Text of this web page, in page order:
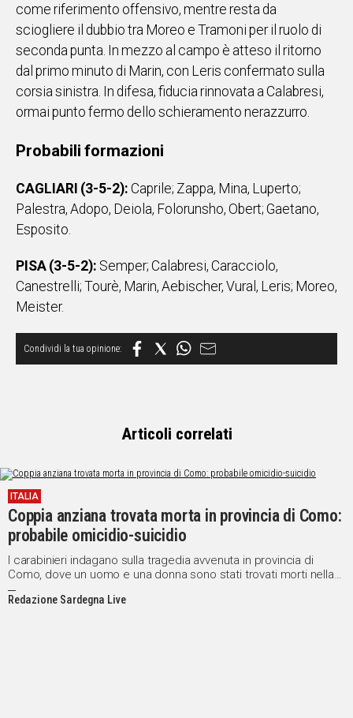
Social
come riferimento offensivo, mentre resta da
sciogliere il dubbio tra Moreo e Tramoni per il ruolo di
seconda punta. In mezzo al campo è atteso il ritorno
dal primo minuto di Marin, con Leris confermato sulla
corsia sinistra. In difesa, fiducia rinnovata a Calabresi,
ormai punto fermo dello schieramento nerazzurro.
Probabili formazioni
CAGLIARI (3-5-2): Caprile; Zappa, Mina, Luperto;
Palestra, Adopo, Deiola, Folorunsho, Obert; Gaetano,
Esposito.
PISA (3-5-2): Semper; Calabresi, Caracciolo,
Canestrelli; Tourè, Marin, Aebischer, Vural, Leris; Moreo,
Meister.
Articoli correlati
ITALIA
Coppia anziana trovata morta in provincia di Como:
probabile omicidio-suicidio
I carabinieri indagano sulla tragedia avvenuta in provincia di
Como, dove un uomo e una donna sono stati trovati morti nella
loro abitazione
Redazione Sardegna Live